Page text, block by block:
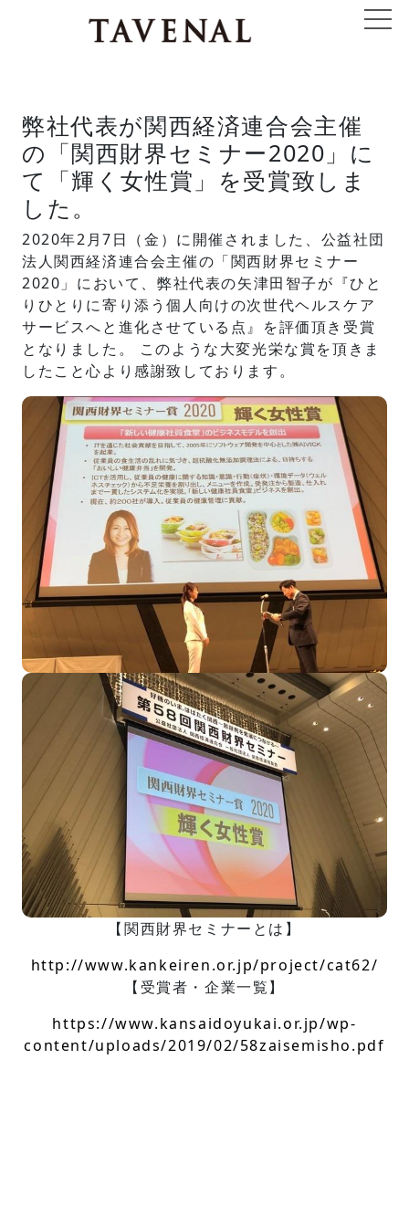
弊社代表が関西経済連合会主催
の「関西財界セミナー2020」に
て「輝く女性賞」を受賞致しま
した。
2020年2月7日（金）に開催されました、公益社団
法人関西経済連合会主催の「関西財界セミナー
2020」において、弊社代表の矢津田智子が『ひと
りひとりに寄り添う個人向けの次世代ヘルスケア
サービスへと進化させている点』を評価頂き受賞
となりました。 このような大変光栄な賞を頂きま
したこと心より感謝致しております。
【関西財界セミナーとは】
http://www.kankeiren.or.jp/project/cat62/
【受賞者・企業一覧】
https://www.kansaidoyukai.or.jp/wp-
content/uploads/2019/02/58zaisemisho.pdf